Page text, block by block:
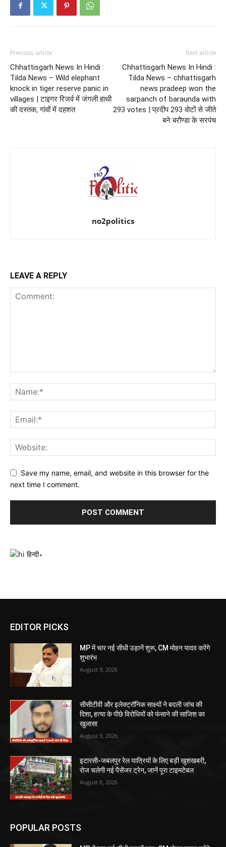
Previous article
Chhattisgarh News In Hindi :
Tilda News – Wild elephant
knock in tiger reserve panic in
villages | टाइगर रिजर्व में जंगली हाथी
की दस्तक, गांवों में दहशत
Next article
Chhattisgarh News In Hindi :
Tilda News – chhattisgarh
news pradeep won the
sarpanch of baraunda with
293 votes | प्रदीप 293 वोटों से जीते
बने बरौण्डा के सरपंच
no2politics
LEAVE A REPLY
Save my name, email, and website in this browser for the
next time I comment.
हिन्दी▼
EDITOR PICKS
MP में चार नई सीधी उड़ानें शुरू, CM मोहन यादव करेंगे
शुभारंभ
August 9, 2026
सीसीटीवी और इलेक्ट्रॉनिक साक्ष्यों ने बदली जांच की
दिशा, हत्या के पीछे विरोधियों को फंसाने की साजिश का
खुलासा
August 9, 2026
इटारसी-जबलपुर रेल यात्रियों के लिए बड़ी खुशखबरी,
रोज चलेगी नई पैसेंजर ट्रेन, जानें पूरा टाइमटेबल
August 8, 2026
POPULAR POSTS